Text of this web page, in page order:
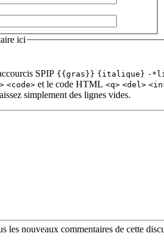
ici
SPIP {{gras}} {italique} -
<code> et le code HTML <q> <del>
simplement des lignes vides.
les nouveaux commentaires de cette